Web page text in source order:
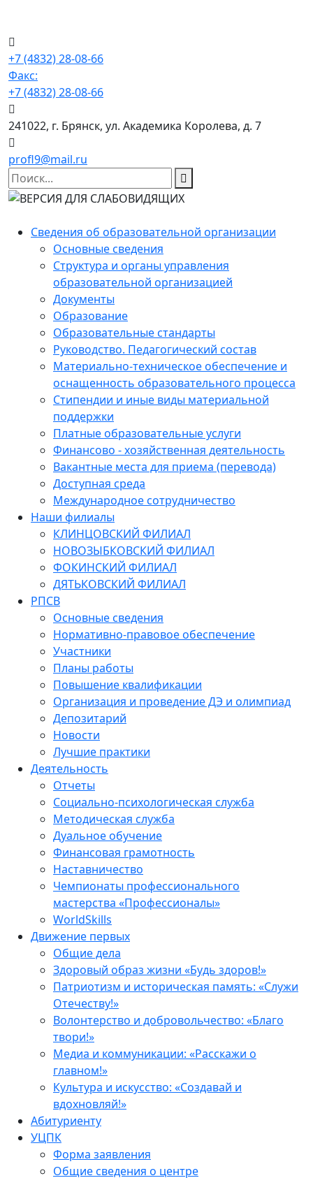
+7 (4832) 28-08-66
Факс:
+7 (4832) 28-08-66
241022, г. Брянск, ул. Академика Королева, д. 7
profl9@mail.ru
Сведения об образовательной организации
Основные сведения
Структура и органы управления
образовательной организацией
Документы
Образование
Образовательные стандарты
Руководство. Педагогический состав
Материально-техническое обеспечение и
оснащенность образовательного процесса
Стипендии и иные виды материальной
поддержки
Платные образовательные услуги
Финансово - хозяйственная деятельность
Вакантные места для приема (перевода)
Доступная среда
Международное сотрудничество
Наши филиалы
КЛИНЦОВСКИЙ ФИЛИАЛ
НОВОЗЫБКОВСКИЙ ФИЛИАЛ
ФОКИНСКИЙ ФИЛИАЛ
ДЯТЬКОВСКИЙ ФИЛИАЛ
РПСВ
Основные сведения
Нормативно-правовое обеспечение
Участники
Планы работы
Повышение квалификации
Организация и проведение ДЭ и олимпиад
Депозитарий
Новости
Лучшие практики
Деятельность
Отчеты
Социально-психологическая служба
Методическая служба
Дуальное обучение
Финансовая грамотность
Наставничество
Чемпионаты профессионального
мастерства «Профессионалы»
WorldSkills
Движение первых
Общие дела
Здоровый образ жизни «Будь здоров!»
Патриотизм и историческая память: «Служи
Отечеству!»
Волонтерство и добровольчество: «Благо
твори!»
Медиа и коммуникации: «Расскажи о
главном!»
Культура и искусство: «Создавай и
вдохновляй!»
Абитуриенту
УЦПК
Форма заявления
Общие сведения о центре